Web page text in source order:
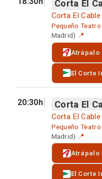
Corta El
Corta El
Pequeño
Madrid) 📍
Atrápalo
El Corte
20:30h Corta El
Corta El
Pequeño Teatro
Madrid) 📍
Atrápalo
El Corte